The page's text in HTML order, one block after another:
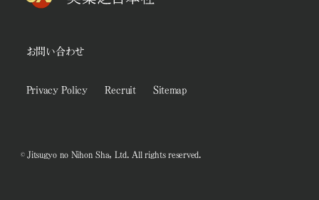
お問い合わせ
Privacy Policy Recruit Sitemap
© Jitsugyo no Nihon Sha, Ltd. All rights reserved.